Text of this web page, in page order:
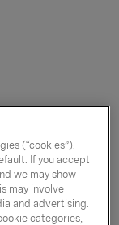
(“cookies”).
If you accept
we may show
may involve
and advertising.
categories,